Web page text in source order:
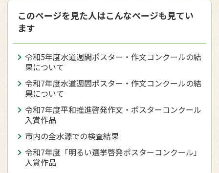
このページを見た人はこんなページも見てい
ます
令和5年度水道週間ポスター・作文コンクールの結
果について
令和7年度水道週間ポスター・作文コンクールの結
果について
令和7年度平和推進啓発作文・ポスターコンクール
入賞作品
市内の全水源での検査結果
令和7年度「明るい選挙啓発ポスターコンクール」
入賞作品